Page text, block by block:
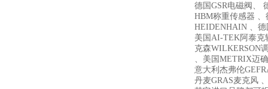
德国GSR电磁阀、
HBM称重传感器
HEIDENHAIN 、德
美国AI-TEK阿泰克
克森WILKERSON
、美国METRIX迈确
意大利杰弗伦
丹麦GRAS麦克风